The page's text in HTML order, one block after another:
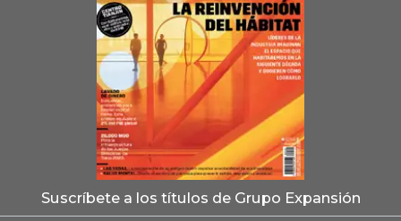
Suscríbete a los títulos de Grupo Expansión